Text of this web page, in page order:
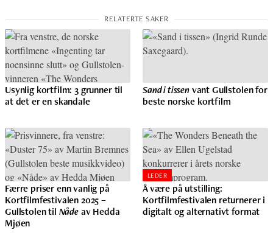
Usynlig kortfilm: 3 grunner til
at det er en skandale
Sand i tissenvant Gullstolen for
beste norske kortfilm
Færre priser enn vanlig på
Kortfilmfestivalen 2025 –
Gullstolen til Nådeav Hedda
Mjøen
LEDER
Å være på utstilling:
Kortfilmfestivalen returnerer i
digitalt og alternativt format